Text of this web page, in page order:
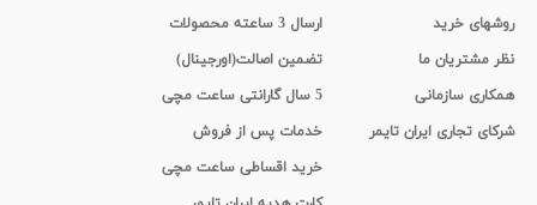
روشهای خرید
نظر مشتریان ما
همکاری سازمانی
شرکای تجاری ایران تایمر
ارسال 3 ساعته محصولات
تضمین اصالت(اورجینال)
5 سال گارانتی ساعت مچی
خدمات پس از فروش
خرید اقساطی ساعت مچی